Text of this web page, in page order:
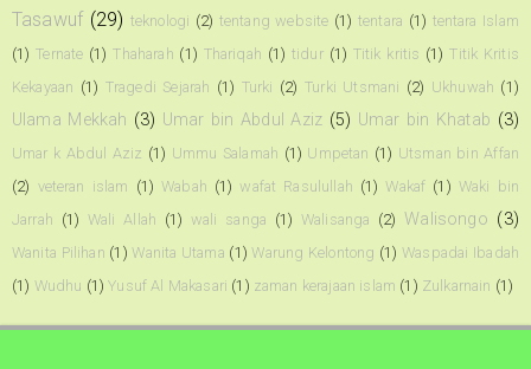
Tasawuf (29) teknologi (2) tentang website (1) tentara (1) tentara Islam
(1) Ternate (1) Thaharah (1) Thariqah (1) tidur (1) Titik kritis (1) Titik Kritis
Kekayaan (1) Tragedi Sejarah (1) Turki (2) Turki Utsmani (2) Ukhuwah (1)
Ulama Mekkah (3) Umar bin Abdul Aziz (5) Umar bin Khatab (3)
Umar k Abdul Aziz (1) Ummu Salamah (1) Umpetan (1) Utsman bin Affan
(2) veteran islam (1) Wabah (1) wafat Rasulullah (1) Wakaf (1) Waki bin
Jarrah (1) Wali Allah (1) wali sanga (1) Walisanga (2) Walisongo (3)
Wanita Pilihan (1) Wanita Utama (1) Warung Kelontong (1) Waspadai Ibadah
(1) Wudhu (1) Yusuf Al Makasari (1) zaman kerajaan islam (1) Zulkarnain (1)